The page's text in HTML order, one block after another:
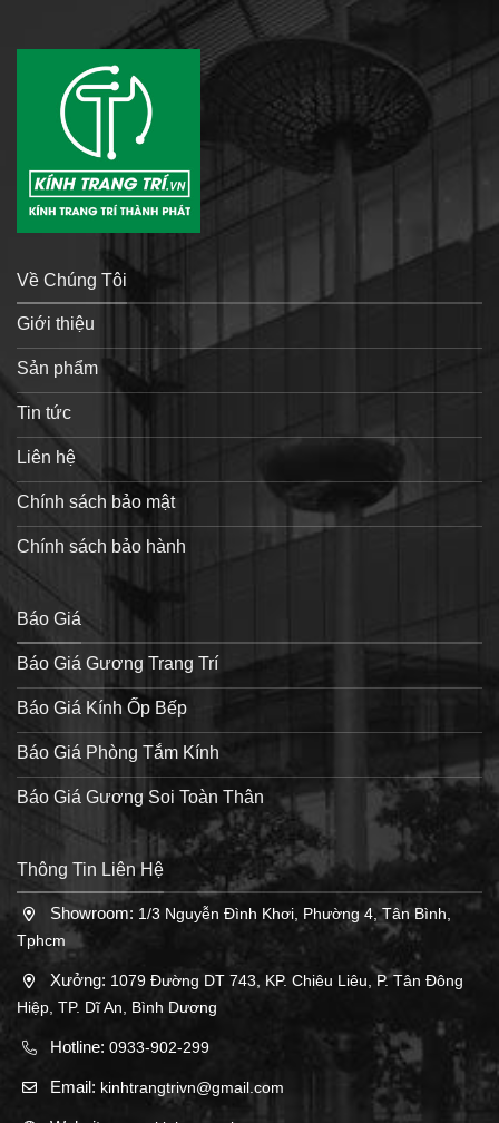
Về Chúng Tôi
Giới thiệu
Sản phẩm
Tin tức
Liên hệ
Chính sách bảo mật
Chính sách bảo hành
Báo Giá
Báo Giá Gương Trang Trí
Báo Giá Kính Ốp Bếp
Báo Giá Phòng Tắm Kính
Báo Giá Gương Soi Toàn Thân
Thông Tin Liên Hệ
Showroom: 1/3 Nguyễn Đình Khơi, Phường 4, Tân Bình,
Tphcm
Xưởng: 1079 Đường DT 743, KP. Chiêu Liêu, P. Tân Đông
Hiệp, TP. Dĩ An, Bình Dương
Hotline: 0933-902-299
Email: kinhtrangtrivn@gmail.com